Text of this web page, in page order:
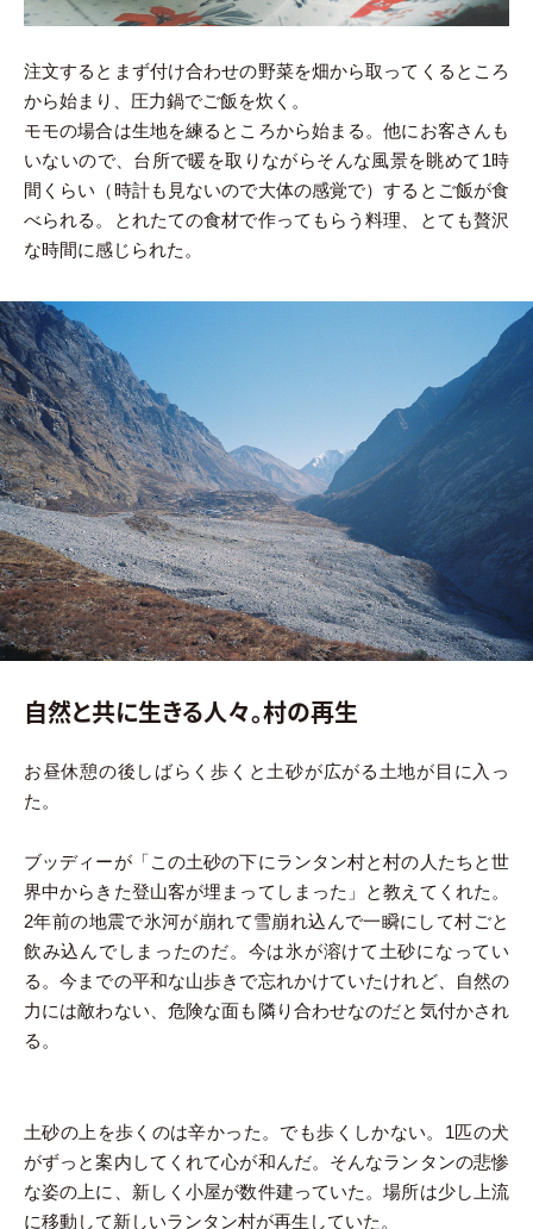
注文するとまず付け合わせの野菜を畑から取ってくるところ
から始まり、圧力鍋でご飯を炊く。
モモの場合は生地を練るところから始まる。他にお客さんも
いないので、台所で暖を取りながらそんな風景を眺めて1時
間くらい（時計も見ないので大体の感覚で）するとご飯が食
べられる。とれたての食材で作ってもらう料理、とても贅沢
な時間に感じられた。
自然と共に生きる人々。村の再生
お昼休憩の後しばらく歩くと土砂が広がる土地が目に入っ
た。
ブッディーが「この土砂の下にランタン村と村の人たちと世
界中からきた登山客が埋まってしまった」と教えてくれた。
2年前の地震で氷河が崩れて雪崩れ込んで一瞬にして村ごと
飲み込んでしまったのだ。今は氷が溶けて土砂になってい
る。今までの平和な山歩きで忘れかけていたけれど、自然の
力には敵わない、危険な面も隣り合わせなのだと気付かされ
る。
土砂の上を歩くのは辛かった。でも歩くしかない。1匹の犬
がずっと案内してくれて心が和んだ。そんなランタンの悲惨
な姿の上に、新しく小屋が数件建っていた。場所は少し上流
に移動して新しいランタン村が再生していた。